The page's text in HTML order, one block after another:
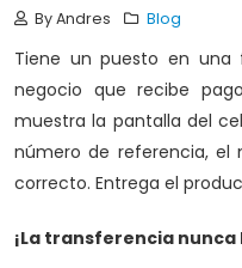
By Andres Blog
Tiene un puesto en
negocio que recibe
muestra la pantalla del
número de referencia, el
correcto. Entrega el
¡La transferencia nunca